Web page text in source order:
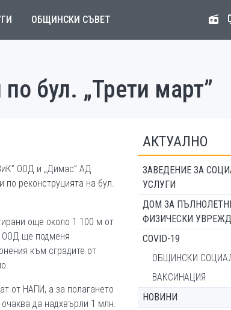
ОБЩИНСКИ СЪВЕТ
бул. „Трети март”
ООД и „Димас” АД
по реконструцията на бул.
още около 1 100 м от
ООД ще подменя
към сградите от
от НАПИ, а за полагането
да надхвърли 1 млн.
АКТУАЛНО
ЗАВЕДЕНИЕ ЗА
УСЛУГИ
ДОМ ЗА
ФИЗИЧЕСКИ
COVID-19
ОБЩИНСКИ
ВАКСИНАЦИЯ
НОВИНИ